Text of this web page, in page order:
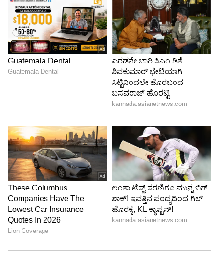
ಕಂಪ್ಯೂಟರ್ ಸೈನ್ಸ್ ನಲ್ಲಿ ಪದವಿ ಪಡೆಯಲು ನೆರವು ನೀಡಿತು.
ಪದವಿ ಬಳಿಕ ಮುಸ್ತಫಾ ಮೋಟೋರೋಲಾದಲ್ಲಿ ಐಟಿ
ಉದ್ಯೋಗ ಗಿಟ್ಟಿಸಿಕೊಂಡರು. ನಂತರ ದುಬೈನಲ್ಲಿ ಸಿಟಿಬ್ಯಾಂಕ್
ನಲ್ಲಿ ಉದ್ಯೋಗ ದೊರಕಿತು